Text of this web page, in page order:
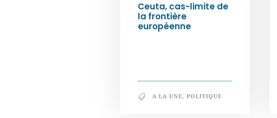
Ceuta, cas-limite de
la frontière
européenne
A LA UNE, POLITIQUE